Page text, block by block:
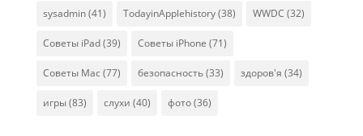
sysadmin(41) TodayinApplehistory(38) WWDC (32)
Советы iPad(39) Советы iPhone (71)
Советы Mac (77) безопасность(33) здоров'я (34)
игры(83) слухи (40) фото(36)